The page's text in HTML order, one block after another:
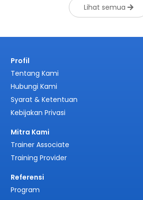
Lihat semua
Profil
Tentang Kami
Hubungi Kami
Syarat & Ketentuan
Kebijakan Privasi
Mitra Kami
Trainer Associate
Training Provider
Referensi
Program